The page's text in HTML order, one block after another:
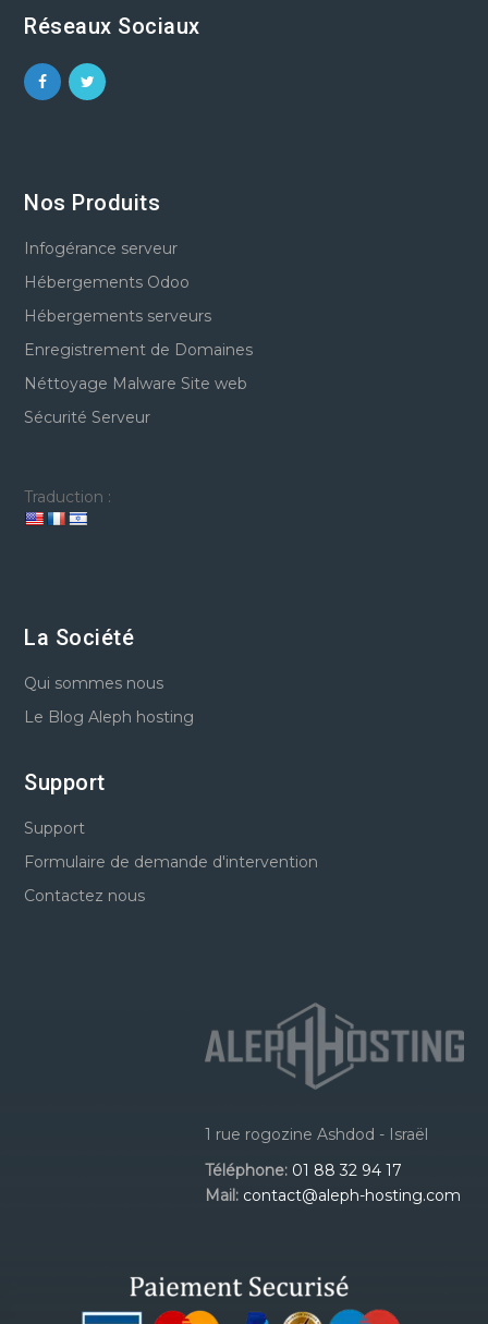
Réseaux Sociaux
Nos Produits
Infogérance serveur
Hébergements Odoo
Hébergements serveurs
Enregistrement de Domaines
Néttoyage Malware Site web
Sécurité Serveur
Traduction :
La Société
Qui sommes nous
Le Blog Aleph hosting
Support
Support
Formulaire de demande d'intervention
Contactez nous
1 rue rogozine Ashdod - Israël
Téléphone: 01 88 32 94 17
Mail: contact@aleph-hosting.com